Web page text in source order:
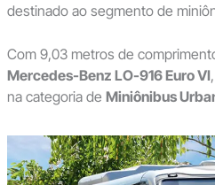
destinado ao segmento de
Com 9,03 metros de
Mercedes-Benz LO-916 Euro VI
na categoria de Miniônibus